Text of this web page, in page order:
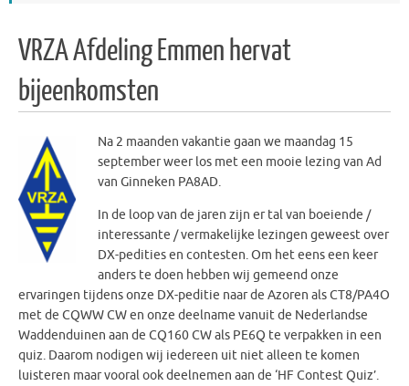
VRZA Afdeling Emmen hervat
bijeenkomsten
Na 2 maanden vakantie gaan we maandag 15
september weer los met een mooie lezing van Ad
van Ginneken PA8AD.
In de loop van de jaren zijn er tal van boeiende /
interessante / vermakelijke lezingen geweest over
DX-pedities en contesten. Om het eens een keer
anders te doen hebben wij gemeend onze
ervaringen tijdens onze DX-peditie naar de Azoren als CT8/PA4O
met de CQWW CW en onze deelname vanuit de Nederlandse
Waddenduinen aan de CQ160 CW als PE6Q te verpakken in een
quiz. Daarom nodigen wij iedereen uit niet alleen te komen
luisteren maar vooral ook deelnemen aan de ‘HF Contest Quiz’.